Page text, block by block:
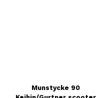
Munstycke 90